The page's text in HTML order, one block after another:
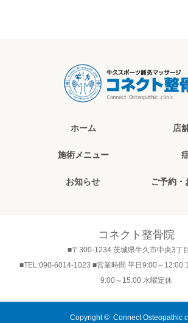
ホーム 店
施術メニュー
お知らせ ご予約・
コネクト整骨院
■〒300-1234 茨城県牛久市中央3丁
■TEL:090-6014-1023 ■営業時間 平日9:00～12:00
9:00～15:00 水曜定休
Copyright © Connect Osteopathic